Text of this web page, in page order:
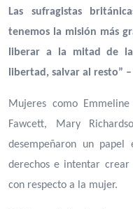
Las sufragistas
tenemos la misión más
liberar a la mitad de
libertad, salvar al resto” –
Mujeres como
Fawcett, Mary
desempeñaron un
derechos e intentar
con respecto a la mujer.